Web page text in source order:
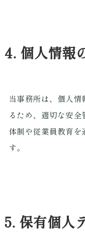
4. 個人情報
当事務所は、個人
るため、適切な安
体制や従業員教育を
す。
5. 保有個人